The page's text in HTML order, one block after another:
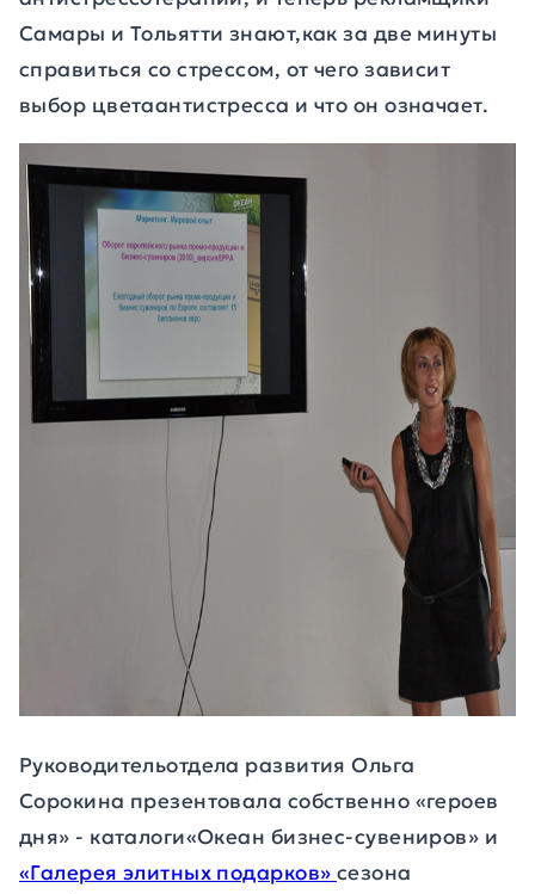
Самары и Тольятти знают,как за две минуты
справиться со стрессом, от чего зависит
выбор цветаантистресса и что он означает.
Руководительотдела развития Ольга
Сорокина презентовала собственно «героев
дня» - каталоги«Океан бизнес-сувениров» и
«Галерея элитных подарков» сезона